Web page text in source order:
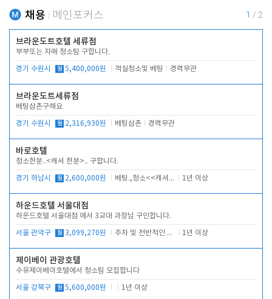
채용 메인포커스 1 / 2
브라운도트호텔 세류점
부부또는 자매 청소팀 구합니다.
경기 수원시 월 5,400,000원 객실청소및 베팅 경력무관
브라운도트세류점
베팅삼촌구해요
경기 수원시 월 2,316,930원 베팅삼촌 경력무관
바로호텔
청소한분..<캐셔 한분>.. 구합니다.
경기 하남시 월 2,600,000원 베팅.,청소<<캐셔 모셔봅니다. 1년 이상
하운드호텔 서울대점
하운드호텔 서울대점 에서 3교대 과장님 구인합니다.
서울 관악구 월 3,099,270원 주차 및 전반적인 당번업무 1년 이상
제이베이 관광호텔
수유제이베이호텔에서 청소팀 모집합니다
서울 강북구 월 5,600,000원 1년 이상